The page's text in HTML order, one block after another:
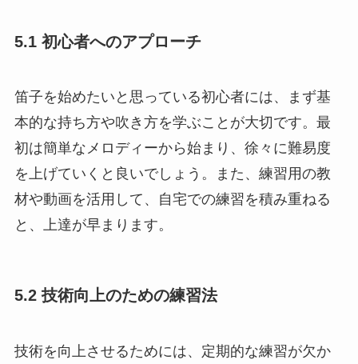
5.1 初心者へのアプローチ
笛子を始めたいと思っている初心者には、まず基
本的な持ち方や吹き方を学ぶことが大切です。最
初は簡単なメロディーから始まり、徐々に難易度
を上げていくと良いでしょう。また、練習用の教
材や動画を活用して、自宅での練習を積み重ねる
と、上達が早まります。
5.2 技術向上のための練習法
技術を向上させるためには、定期的な練習が欠か